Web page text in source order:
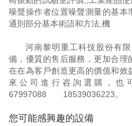
噪聲操作者位置噪聲測量的基
通則部分基本術語和方法,機
河南黎明重工科技股份有
備，優質的售后服務，更加合
在在為客戶創造更高的價值和
來公司進行咨詢選購，也
67997088
18539036223。
您可能感興趣的設備